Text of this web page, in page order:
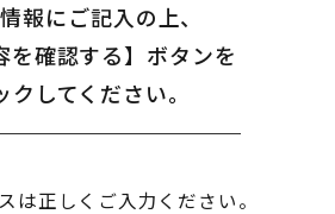
報にご記入の上、
を確認する】ボタンを
クしてください。
は正しくご入力ください。